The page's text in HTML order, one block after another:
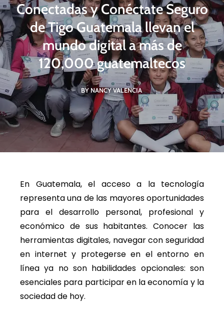
Conectadas y Conéctate Seguro
de Tigo Guatemala llevan el
mundo digital a más de
120,000 guatemaltecos
BY NANCY VALENCIA
En Guatemala, el acceso a la tecnología
representa una de las mayores oportunidades
para el desarrollo personal, profesional y
económico de sus habitantes. Conocer las
herramientas digitales, navegar con seguridad
en internet y protegerse en el entorno en
línea ya no son habilidades opcionales: son
esenciales para participar en la economía y la
sociedad de hoy.